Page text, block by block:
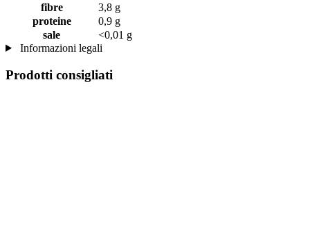
fibre
3,8 g
proteine
0,9 g
sale
<0,01 g
Informazioni legali
Prodotti consigliati